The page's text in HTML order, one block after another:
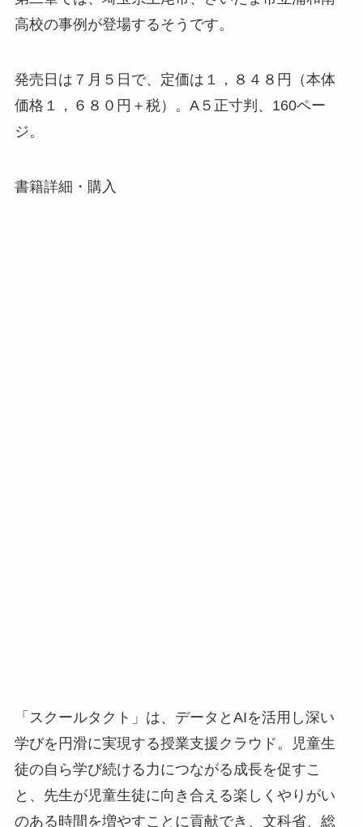
高校の事例が登場するそうです。
発売日は７月５日で、定価は１，８４８円（本体
価格１，６８０円＋税）。A５正寸判、160ペー
ジ。
書籍詳細・購入
「スクールタクト」は、データとAIを活用し深い
学びを円滑に実現する授業支援クラウド。児童生
徒の自ら学び続ける力につながる成長を促すこ
と、先生が児童生徒に向き合える楽しくやりがい
のある時間を増やすことに貢献でき、文科省、総